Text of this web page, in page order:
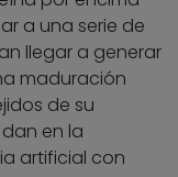
a una serie de
llegar a generar
maduración
de su
en la
artificial con